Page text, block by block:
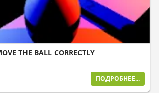
THE BALL CORRECTLY
ПОДРОБНЕЕ...